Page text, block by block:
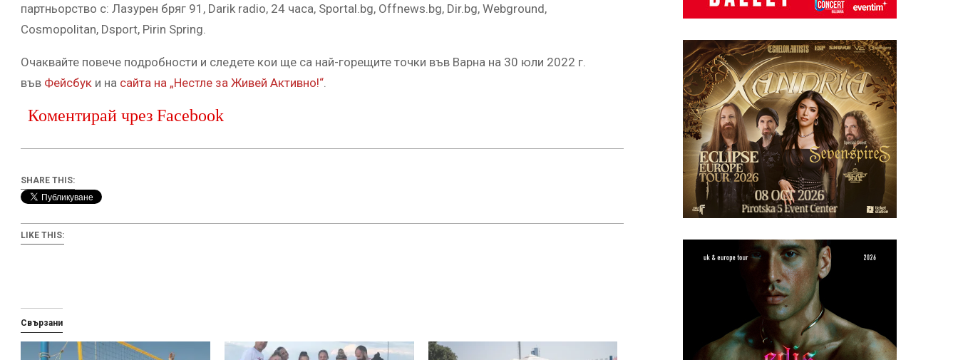
партньорство с: Лазурен бряг 91, Darik radio, 24 часа, Sportal.bg, Offnews.bg, Dir.bg, Webground,
Cosmopolitan, Dsport, Pirin Spring.
Очаквайте повече подробности и следете кои ще са най-горещите точки във Варна на 30 юли 2022 г.
във Фейсбук и на сайта на „Нестле за Живей Активно!“
Коментирай чрез Facebook
SHARE THIS:
LIKE THIS:
Свързани